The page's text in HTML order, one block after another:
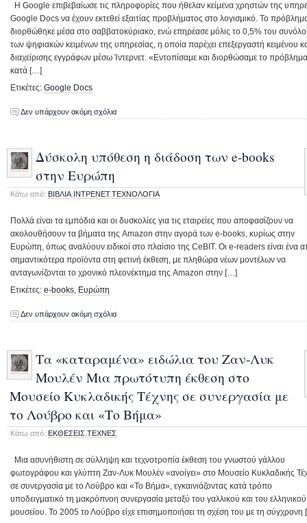
Η Google επιβεβαίωσε τις πληροφορίες που ήθελαν κείμενα χρηστών της
Google Docs να έχουν εκτεθεί εξαιτίας προβλήματος στο λογισμικό. Το
διορθώθηκε μέσα στο σαββατοκύριακο, ενώ επηρέασε μόλις το 0,5% του
των ψηφιακών κειμένων της υπηρεσίας, η οποία παρέχει επεξεργαστή κειμένου
διαχείρισης εγγράφων μέσω Ίντερνετ. «Εντοπίσαμε και διορθώσαμε το πρόβλημα
κατά […]
Ετικέτες: Google Docs
Δεν υπάρχουν ακόμη σχόλια
Δύσκολη υπόθεση η διάδοση των e-books
στην Ευρώπη
Κάτω από: ΒΙΒΛΙΑ ΙΝΤΡΕΝΕΤ,ΤΕΧΝΟΛΟΓΙΑ
Πολλά είναι τα εμπόδια και οι δυσκολίες για τις εταιρείες που αποφασίζουν να
ακολουθήσουν τα βήματα της Amazon στην αγορά των e-books, κυρίως στην
Ευρώπη, όπως αναλύουν ειδικοί στο πλαίσιο της CeBIT. Οι e-readers είναι ένα
σημαντικότερα προϊόντα στη φετινή έκθεση, με πληθώρα νέων μοντέλων να
ανταγωνίζονται το χρονικό πλεονέκτημα της Amazon στην […]
Ετικέτες: e-books, Ευρώπη
Δεν υπάρχουν ακόμη σχόλια
Τα «καταραμένα» ειδώλια του Ζαν-Λυκ
Μουλέν Μια πρωτότυπη έκθεση στο
Μουσείο Κυκλαδικής Τέχνης σε συνεργασία με
το Λούβρο και «Το Βήμα»
Κάτω από: ΕΚΘΕΣEΙΣ ΤΕΧΝΕΣ
Μια ασυνήθιστη σε σύλληψη και τεχνοτροπία έκθεση του γνωστού γάλλου
φωτογράφου και γλύπτη Ζαν-Λυκ Μουλέν «ανοίγει» στο Μουσείο Κυκλαδικής
σε συνεργασία με το Λούβρο και «Το Βήμα», εγκαινιάζοντας κατά τρόπο
υποδειγματικό τη μακρόπνοη συνεργασία μεταξύ του γαλλικού και του ελληνικού
μουσείου. Το 2005 το Λούβρο είχε επισημοποιήσει τη σχέση του με τη